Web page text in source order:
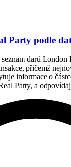
Party podle
darů London
přičemž
informace o
Party, a